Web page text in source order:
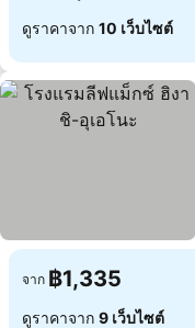
ดูราคาจาก 10 เว็บไซต์
จาก ฿1,335
ดูราคาจาก 9 เว็บไซต์